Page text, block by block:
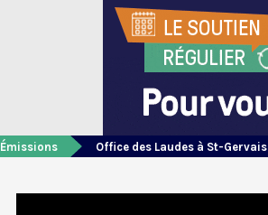
Émissions Office des Laudes à St-Gervais